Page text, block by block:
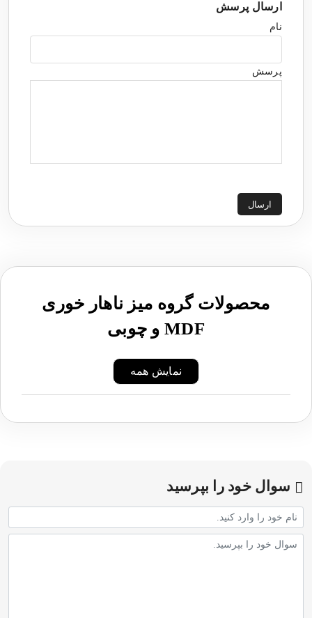
ارسال پرسش
نام
پرسش
ارسال
محصولات گروه میز ناهار خوری
MDF و چوبی
نمایش همه
سوال خود را بپرسید